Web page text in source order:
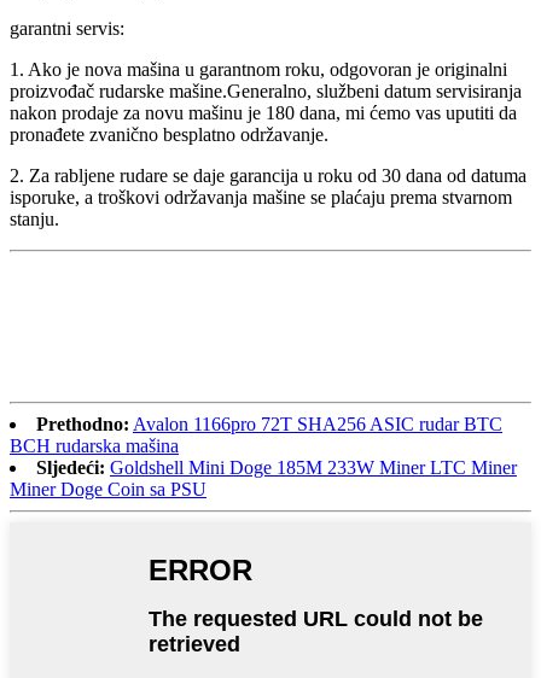
garantni servis:
1. Ako je nova mašina u garantnom roku, odgovoran je originalni
proizvođač rudarske mašine.Generalno, službeni datum servisiranja
nakon prodaje za novu mašinu je 180 dana, mi ćemo vas uputiti da
pronađete zvanično besplatno održavanje.
2. Za rabljene rudare se daje garancija u roku od 30 dana od datuma
isporuke, a troškovi održavanja mašine se plaćaju prema stvarnom
stanju.
Prethodno: Avalon 1166pro 72T SHA256 ASIC rudar BTC
BCH rudarska mašina
Sljedeći: Goldshell Mini Doge 185M 233W Miner LTC Miner
Miner Doge Coin sa PSU